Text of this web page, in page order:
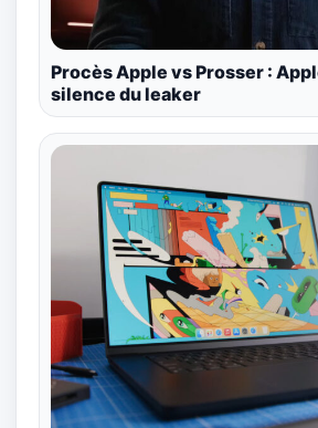
Procès Apple vs Prosser :
silence du leaker